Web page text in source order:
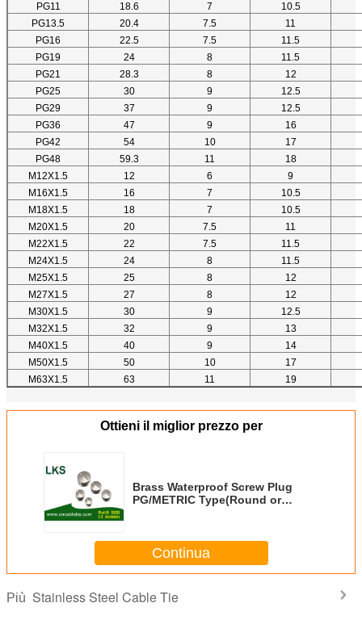
PG11
18.6 7
10.5
PG13.5
20.4 7.5
11
PG16
22.5 7.5
11.5
PG19
24 8
11.5
PG21
28.3 8
12
PG25
30 9
12.5
PG29
37 9
12.5
PG36
47 9
16
PG42
54 10
17
PG48
59.3 11
18
M12X1.5
12 6
9
M16X1.5
16 7
10.5
M18X1.5
18 7
10.5
M20X1.5
20 7.5
11
M22X1.5
22 7.5
11.5
M24X1.5
24 8
11.5
M25X1.5
25 8
12
M27X1.5
27 8
12
M30X1.5
30 9
12.5
M32X1.5
32 9
13
M40X1.5
40 9
14
M50X1.5
50 10
17
M63X1.5
63 11 19
Ottieni il miglior prezzo per
Brass Waterproof Screw Plug
PG/METRIC Type(Round or
Continua
Più Stainless Steel Cable Tie